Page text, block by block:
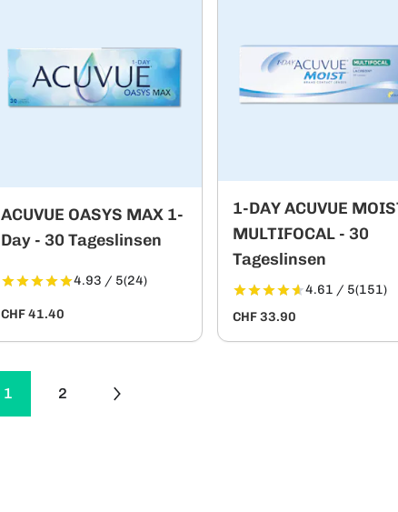
ACUVUE OASYS MAX 1-
Day - 30 Tageslinsen
4.93 / 5(24)
CHF 41.40
1-DAY ACUVUE
MULTIFOCAL - 30
Tageslinsen
4.61 / 5(151)
CHF 33.90
1 2